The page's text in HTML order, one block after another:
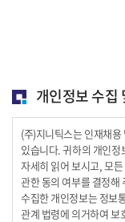
개인정보 수집
(주)지니틱스는 인재채
있습니다. 귀하의 개인
자세히 읽어 보시고, 모
관한 동의 여부를 결정해
수집한 개인정보는 정보
관계 법령에 의거하여 보